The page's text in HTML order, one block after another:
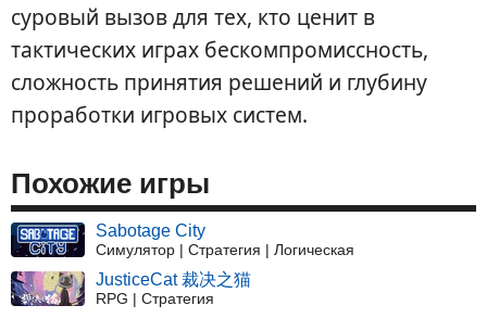
суровый вызов для тех, кто ценит в
тактических играх бескомпромиссность,
сложность принятия решений и глубину
проработки игровых систем.
Похожие игры
Sabotage City
Симулятор | Стратегия | Логическая
JusticeCat 裁决之猫
RPG | Стратегия